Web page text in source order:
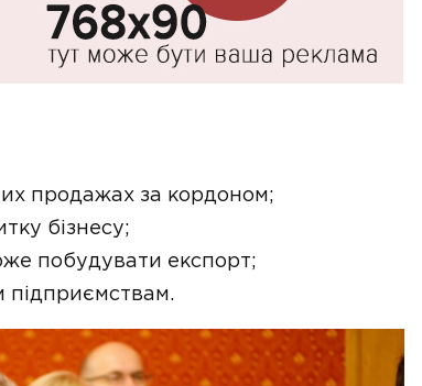
продажах за кордоном;
бізнесу;
побудувати експорт;
підприємствам.